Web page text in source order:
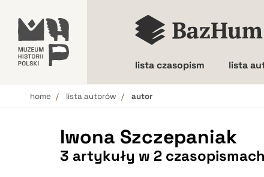
lista czasopism lista
home lista autorów autor
Iwona Szczepaniak
3 artykuły w 2 czasopismach